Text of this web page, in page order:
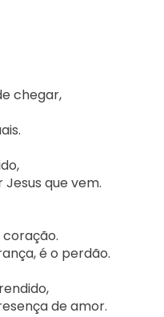
chegar,
que vem.
é o perdão.
de amor.